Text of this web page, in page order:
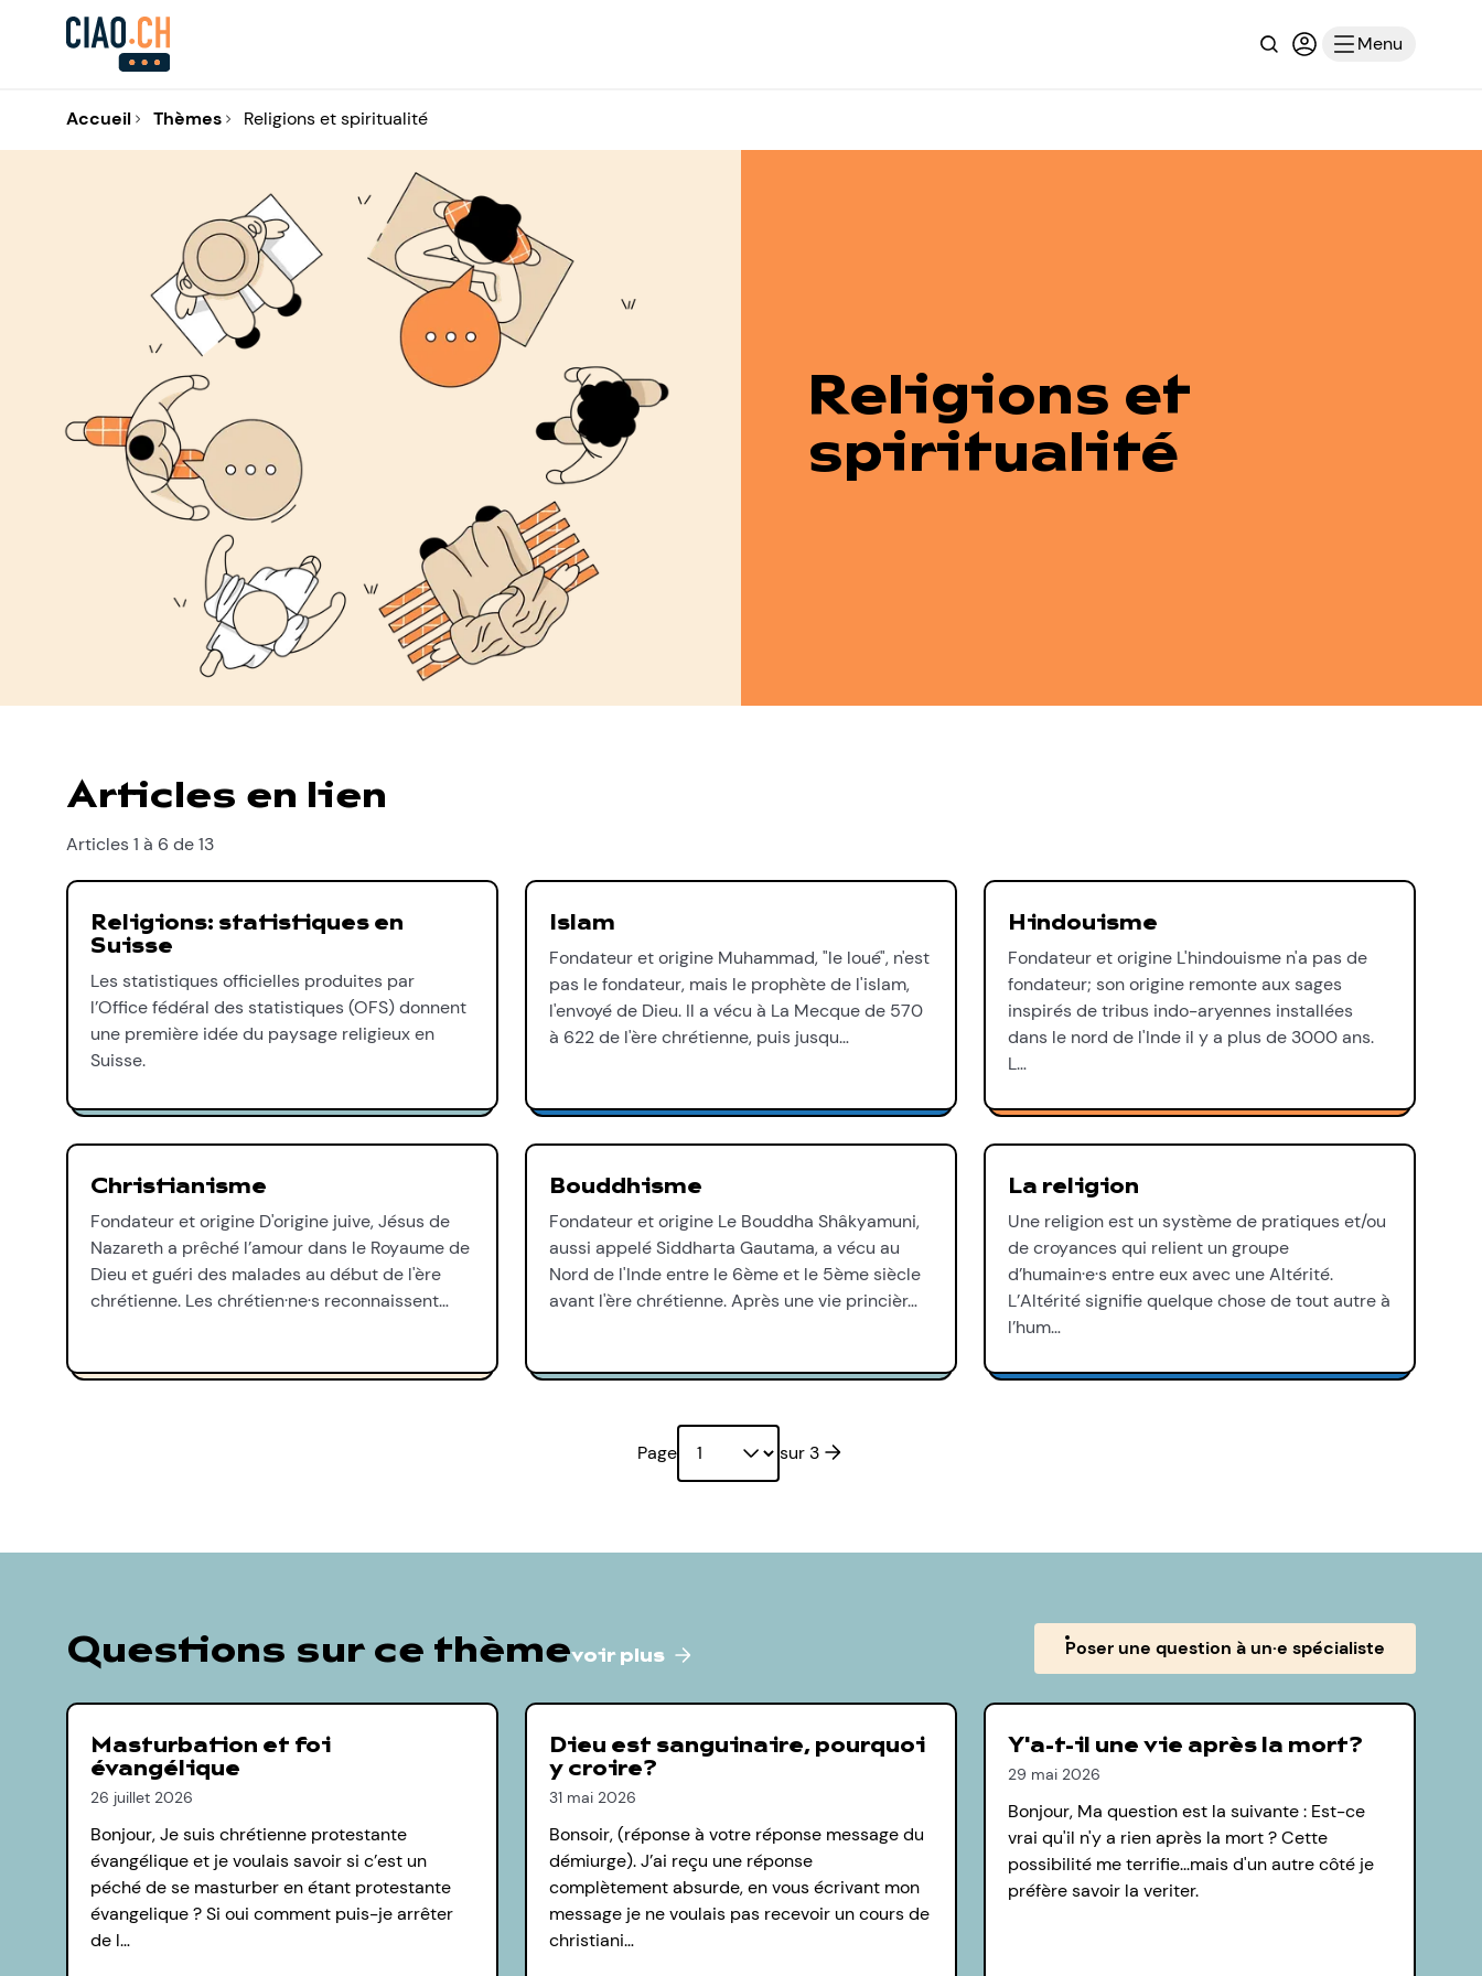
RechercheConnexion ou
Menu
Accueil Thèmes Religions et spiritualité
Religions et
spiritualité
Articles en lien
Articles 1 à 6 de 13
Religions: statistiques en
Suisse
Les statistiques officielles produites par
l’Office fédéral des statistiques (OFS) donnent
une première idée du paysage religieux en
Suisse.
Islam
Fondateur et origine Muhammad, "le loué", n'est
pas le fondateur, mais le prophète de l'islam,
l'envoyé de Dieu. Il a vécu à La Mecque de 570
à 622 de l'ère chrétienne, puis jusqu…
Hindouisme
Fondateur et origine L'hindouisme n'a pas de
fondateur; son origine remonte aux sages
inspirés de tribus indo-aryennes installées
dans le nord de l'Inde il y a plus de 3000 ans.
L…
Christianisme
Fondateur et origine D'origine juive, Jésus de
Nazareth a prêché l’amour dans le Royaume de
Dieu et guéri des malades au début de l'ère
chrétienne. Les chrétien·ne·s reconnaissent…
Bouddhisme
Fondateur et origine Le Bouddha Shâkyamuni,
aussi appelé Siddharta Gautama, a vécu au
Nord de l'Inde entre le 6ème et le 5ème siècle
avant l'ère chrétienne. Après une vie princièr…
La religion
Une religion est un système de pratiques et/ou
de croyances qui relient un groupe
d’humain·e·s entre eux avec une Altérité.
L’Altérité signifie quelque chose de tout autre à
l’hum…
Page sur 3Page suivante
Questions sur ce thèmevoir plus Poser une question à un·e spécialiste
Masturbation et foi
évangélique
26 juillet 2026
Bonjour, Je suis chrétienne protestante
évangélique et je voulais savoir si c’est un
péché de se masturber en étant protestante
évangelique ? Si oui comment puis-je arrêter
de l…
Dieu est sanguinaire, pourquoi
y croire?
31 mai 2026
Bonsoir, (réponse à votre réponse message du
démiurge). J’ai reçu une réponse
complètement absurde, en vous écrivant mon
message je ne voulais pas recevoir un cours de
christiani…
Y'a-t-il une vie après la mort?
29 mai 2026
Bonjour, Ma question est la suivante : Est-ce
vrai qu'il n'y a rien après la mort ? Cette
possibilité me terrifie...mais d'un autre côté je
préfère savoir la veriter.